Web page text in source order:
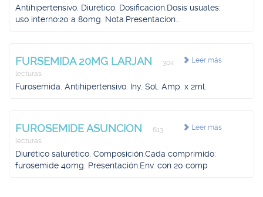
Antihipertensivo. Diurético. Dosificación.Dosis usuales:
uso interno:20 a 80mg. Nota.Presentacion...
Leer más
FURSEMIDA 20MG LARJAN
304
lecturas
Furosemida. Antihipertensivo. Iny. Sol. Amp. x 2ml.
Leer más
FUROSEMIDE ASUNCION
613
lecturas
Diurético salurético. Composición.Cada comprimido:
furosemide 40mg. Presentación.Env. con 20 comp